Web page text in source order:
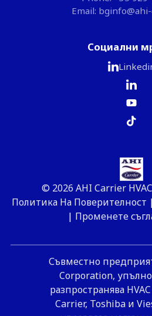
Email:
Социални
© 2026 AHI Carrier
Политика На Поверителност |
| Променете
Съвместно
Corporation,
разпространява
Carrier, Toshiba и